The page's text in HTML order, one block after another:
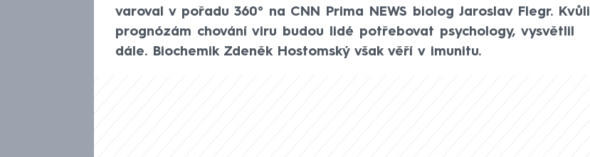
varoval v pořadu 360° na CNN Prima NEWS biolog Jaroslav Flegr. Kvůli
prognózám chování viru budou lidé potřebovat psychology, vysvětlil
dále. Biochemik Zdeněk Hostomský však věří v imunitu.